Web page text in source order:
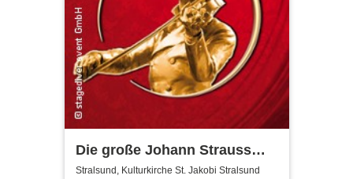
Die große Johann Strauss
Revue
Stralsund, Kulturkirche St. Jakobi Stralsund